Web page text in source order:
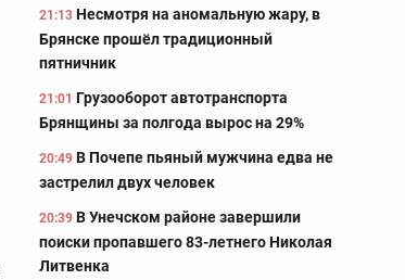
21:13 Несмотря на аномальную жару, в
Брянске прошёл традиционный
пятничник
21:01 Грузооборот автотранспорта
Брянщины за полгода вырос на 29%
20:49 В Почепе пьяный мужчина едва не
застрелил двух человек
20:39 В Унечском районе завершили
поиски пропавшего 83-летнего Николая
Литвенка